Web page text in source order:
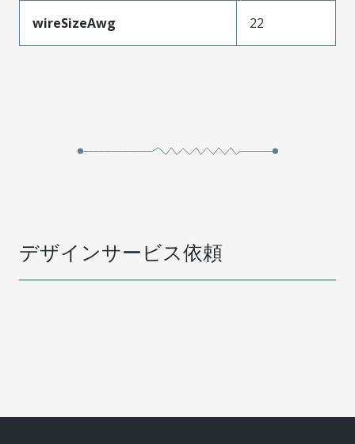
wireSizeAwg 22
デザインサービス依頼